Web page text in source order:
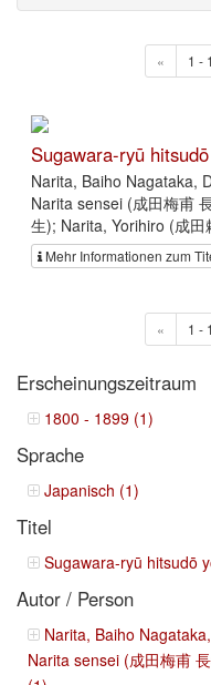
« 1 -
Sugawara-ryū
Narita, Baiho Nagataka,
Narita sensei (成田梅甫
生); Narita, Yorihiro (成田
Mehr Informationen zum
« 1 -
Erscheinungszeitraum
1800 - 1899 (1)
Sprache
Japanisch (1)
Titel
Sugawara-ryū hitsudō
Autor / Person
Narita, Baiho
Narita sensei (成田梅甫